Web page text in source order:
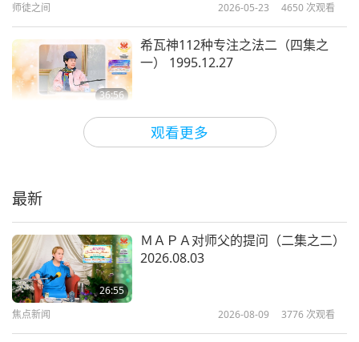
观看更多
师徒之间 2026-05-23 4650 次观看
36:56
希瓦神112种专注之法二（四集之
一） 1995.12.27
2026-05-19
我们必须渴望解脱才能获得解脱（三
最新
26:55
ＭＡＰＡ对师父的提问（二集之二）
2026.08.03
焦点新闻 2026-08-09 3776 次观看